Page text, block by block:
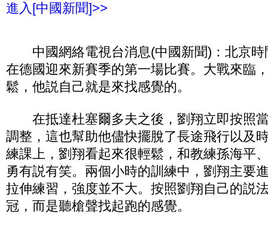
進入[中國新聞]>>
中國網絡電視台消息(中國新聞)：北京時
在德國迎來新賽季的第一場比賽。大戰來臨
鬆，他説自己就是來找感覺的。
在抵達杜塞爾多夫之後，劉翔立即按照
調整，這也幫助他儘快擺脫了長途飛行以及
練課上，劉翔看起來很輕鬆，和教練孫海平
勇有説有笑。兩個小時的訓練中，劉翔主要
拉伸練習，強度並不大。按照劉翔自己的説
冠，而是聽槍聲找起跑的感覺。